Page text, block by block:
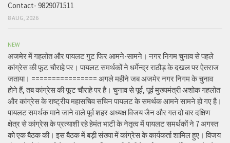
Contact- 9829071511
8 AUG, 2026
NEW
अजमेर में गहलोत और पायलट गुट फिर आमने-सामने। नगर निगम चुनाव से पहले
कांग्रेस की फूट चौराहे पर। पायलट समर्थकों ने धर्मेन्द्र राठौड़ के दखल पर ऐतराज
जताया। ================ अगले महीने जब अजमेर नगर निगम के चुनाव
होने हैं, तब कांग्रेस की फूट चौराहे पर है। चुनाव से पूर्व, पूर्व मुख्यमंत्री अशोक गहलोत
और कांग्रेस के राष्ट्रीय महासचिव सचिन पायलट के समर्थक आमने सामने हो गए है।
पायलट समर्थक माने जाने वाले पूर्व शहर अध्यक्ष विजय जैन और गत दो बार दक्षिण
क्षेत्र से कांग्रेस के प्रत्याशी रहे हेमंत भाटी के नेतृत्व में पायलट समर्थकों ने 7 अगस्त
को एक बैठक की। इस बैठक में बड़ी संख्या में कांग्रेस के कार्यकर्ता शामिल हुए। विजय